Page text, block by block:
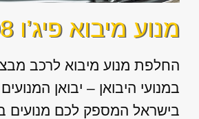
מנוע מיבוא פיג’ו 308
החלפת מנוע מיבוא לרכב
במנועי היבואן – יבואן
בישראל המספק לכם מנועים